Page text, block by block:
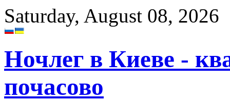
Saturday, August 08, 2026
Ночлег в Киеве -
почасово